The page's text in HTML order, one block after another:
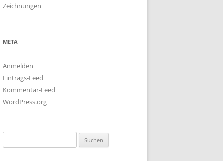
Zeichnungen
META
Anmelden
Eintrags-Feed
Kommentar-Feed
WordPress.org
nach: